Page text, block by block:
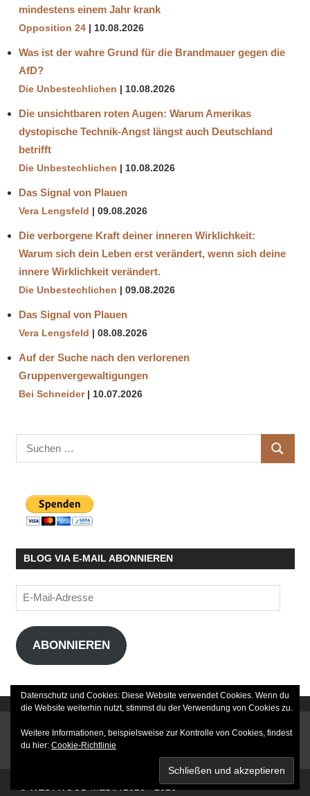
mindestens einem Jahr krank
Opposition 24 10.08.2026
Was ist der wahre Grund für die Brandmauer gegen die
AfD?
Die Unbestechlichen 10.08.2026
Die unsichtbaren roten Augen: Warum Amerikas
dystopische Technik-Angst längst auch Deutschland
betrifft
Die Unbestechlichen 10.08.2026
Das Signal von Plauen
Vera Lengsfeld 09.08.2026
Die verborgene Kraft deiner inneren Wirklichkeit:
Warum sich dein Leben erst verändert, wenn sich deine
innere Wirklichkeit verändert.
Die Unbestechlichen 09.08.2026
Das Signal von Plauen
Vera Lengsfeld 08.08.2026
Auf der Suche nach den verlorenen
Gruppenvergewaltigungen
Bei Schneider 10.07.2026
Suchen
nach:
SUCHEN
BLOG VIA E-MAIL ABONNIEREN
E-
Mail-
Adresse
ABONNIEREN
Datenschutz und Cookies: Diese Website verwendet Cookies. Wenn du
die Website weiterhin nutzt, stimmst du der Verwendung von Cookies zu.
Weitere Informationen, beispielsweise zur Kontrolle von Cookies, findest
du hier: Cookie-Richtlinie
© WESTWOOD MEDIA 2020 - 2026